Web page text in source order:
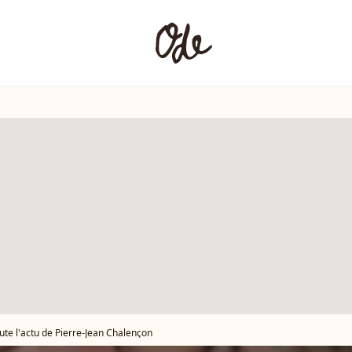
l'actu de Pierre-Jean Chalençon